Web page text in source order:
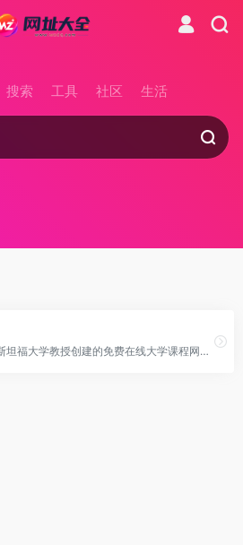
搜索 工具 社区 生活
Coursera是一个由斯坦福大学教授创建的免费在线大学课程网站，以计算机科学为主，与顶尖大学合作，让更多人能够便捷地获得高等教育机会。